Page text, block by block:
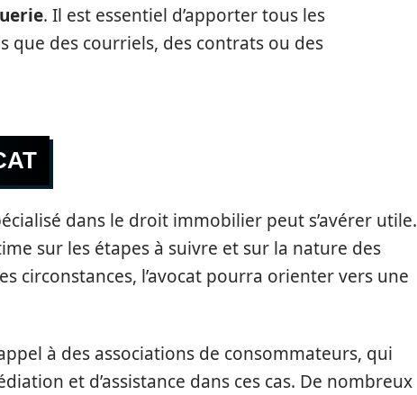
. Il est essentiel d’apporter tous les
des courriels, des contrats ou des
dans le droit immobilier peut s’avérer utile.
sur les étapes à suivre et sur la nature des
circonstances, l’avocat pourra orienter vers une
à des associations de consommateurs, qui
et d’assistance dans ces cas. De nombreux